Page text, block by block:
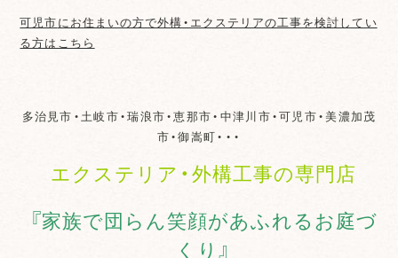
可児市にお住まいの方で外構・エクステリアの工事を検討してい
る方はこちら
多治見市・土岐市・瑞浪市・恵那市・中津川市・可児市・美濃加茂
市・御嵩町・・・
エクステリア・外構工事の専門店
『家族で団らん笑顔があふれるお庭づ
くり』